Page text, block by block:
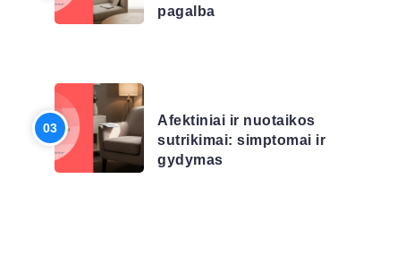
pagalba
Afektiniai ir nuotaikos
sutrikimai: simptomai ir
gydymas